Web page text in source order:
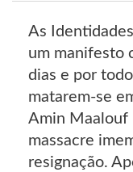
As
um manifesto
dias e por
matarem-se
Amin Maalouf
massacre
resignação.